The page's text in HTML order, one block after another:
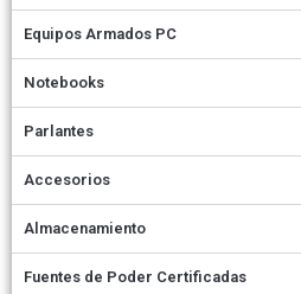
Equipos Armados PC
Notebooks
Parlantes
Accesorios
Almacenamiento
Fuentes de Poder Certificadas